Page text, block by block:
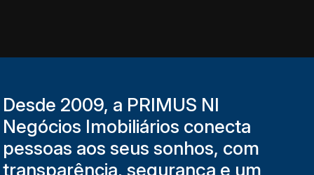
Desde 2009, a PRIMUS NI
Negócios Imobiliários conecta
pessoas aos seus sonhos, com
transparência, segurança e um